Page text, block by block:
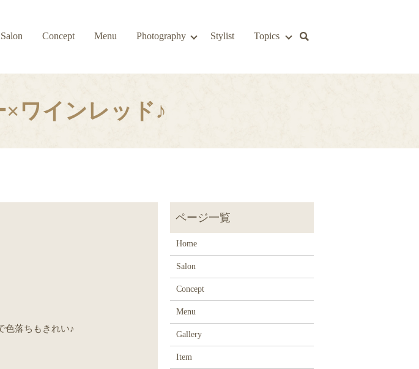
Salon Concept Menu Photography Stylist Topics
ワインレッド♪
色落ちもきれい♪
Home
Salon
Concept
Menu
Gallery
Item